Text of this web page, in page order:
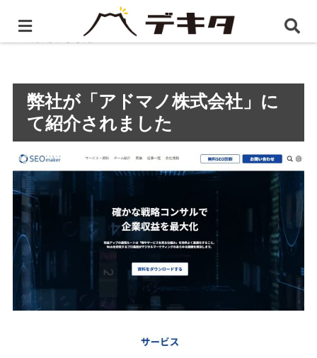
ホーム プレスリリース
弊社が「アドマノ株式会社」
にて紹介されました
弊社が「アドマノ株式会社」に
て紹介されました